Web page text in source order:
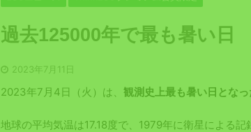
過去125000年で最も暑い日
2023年7月11日
2023年7月4日（火）は、 観測史上最も暑い日となっ
地球の平均気温は17.18度で、1979年に衛星による記